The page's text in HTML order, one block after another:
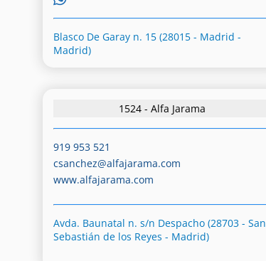
Blasco De Garay n. 15 (28015 - Madrid -
Madrid)
1524 - Alfa Jarama
919 953 521
csanchez@alfajarama.com
www.alfajarama.com
Avda. Baunatal n. s/n Despacho (28703 - San
Sebastián de los Reyes - Madrid)